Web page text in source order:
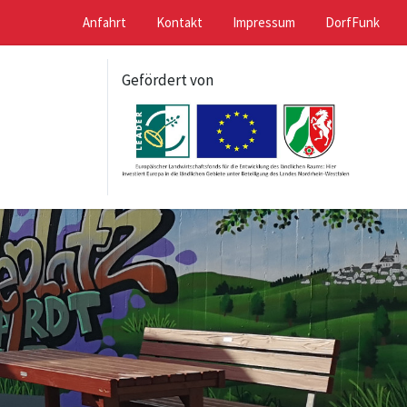
Anfahrt Kontakt Impressum DorfFunk
Gefördert von